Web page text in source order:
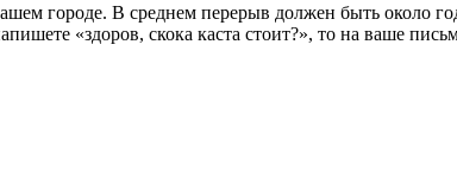
городе. В среднем перерыв должен быть около
«здоров, скока каста стоит?», то на ваше